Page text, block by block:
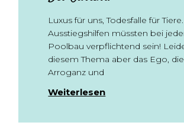
Luxus für uns, Todesfalle für
Ausstiegshilfen müssten bei
Poolbau verpflichtend sein!
diesem Thema aber das Ego, die
Arroganz und
Weiterlesen